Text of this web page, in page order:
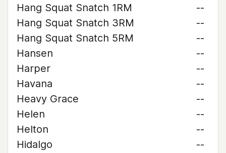
Hang Squat Snatch 1RM
--
Hang Squat Snatch 3RM
--
Hang Squat Snatch 5RM
--
Hansen
--
Harper
--
Havana
--
Heavy Grace
--
Helen
--
Helton
--
Hidalgo
--